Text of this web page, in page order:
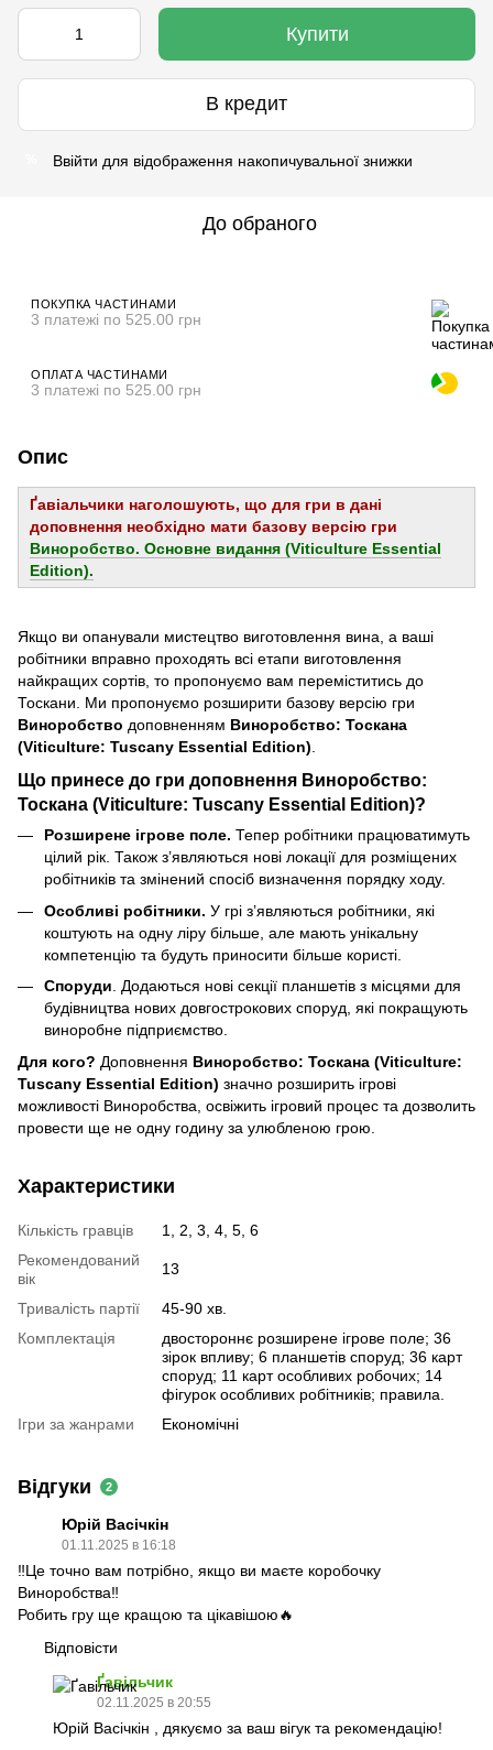
Купити
В кредит
Ввійти для відображення накопичувальної знижки
До обраного
ПОКУПКА ЧАСТИНАМИ
3 платежі по 525.00 грн
ОПЛАТА ЧАСТИНАМИ
3 платежі по 525.00 грн
Опис
Ґавіальчики наголошують, що для гри в дані
доповнення необхідно мати базову версію гри
Виноробство. Основне видання (Viticulture Essential
Edition).
Якщо ви опанували мистецтво виготовлення вина, а ваші
робітники вправно проходять всі етапи виготовлення
найкращих сортів, то пропонуємо вам переміститись до
Тоскани. Ми пропонуємо розширити базову версію гри
Виноробство доповненням Виноробство: Тоскана
(Viticulture: Tuscany Essential Edition)
Що принесе до гри доповнення Виноробство:
Тоскана (Viticulture: Tuscany Essential Edition)?
Розширене ігрове поле. Тепер робітники працюватимуть
цілий рік. Також з’являються нові локації для розміщених
робітників та змінений спосіб визначення порядку ходу.
Особливі робітники. У грі з’являються робітники, які
коштують на одну ліру більше, але мають унікальну
компетенцію та будуть приносити більше користі.
Споруди . Додаються нові секції планшетів з місцями для
будівництва нових довгострокових споруд, які покращують
виноробне підприємство.
Для кого? Доповнення Виноробство: Тоскана (Viticulture:
Tuscany Essential Edition) значно розширить ігрові
можливості Виноробства, освіжить ігровий процес та дозволить
провести ще не одну годину за улюбленою грою.
Характеристики
Кількість гравців
1, 2, 3, 4, 5, 6
Рекомендований
вік
13
Тривалість партії
45-90 хв.
Комплектація
двостороннє розширене ігрове поле; 36
зірок впливу; 6 планшетів споруд; 36 карт
споруд; 11 карт особливих робочих; 14
фігурок особливих робітників; правила.
Ігри за жанрами
Економічні
Відгуки 2
Юрій Васічкін
01.11.2025 в 16:18
‼️Це точно вам потрібно, якщо ви маєте коробочку
Виноробства‼️
Робить гру ще кращою та цікавішою🔥
Відповісти
Ґавільчик
02.11.2025 в 20:55
Юрій Васічкін , дякуємо за ваш вігук та рекомендацію!